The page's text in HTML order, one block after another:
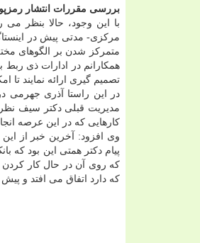
بررسی مقررات انتشار
با این وجود، حالا بنظر
مرکزی- مدتی پیش در
متمرکز شدن بر الگوهای
همکارانم در ادارات ذی
تصمیم گیری ارائه نمایند تا
در این راستا آذری جهرمی
مدیریت قبلی دکتر سیف
کارهایی که در این عرصه
وی افزود: آخرین خبر از
پیام دکتر همتی این بود که
که روی آن در حال کار کردن
که دارد اتفاق می افتد و